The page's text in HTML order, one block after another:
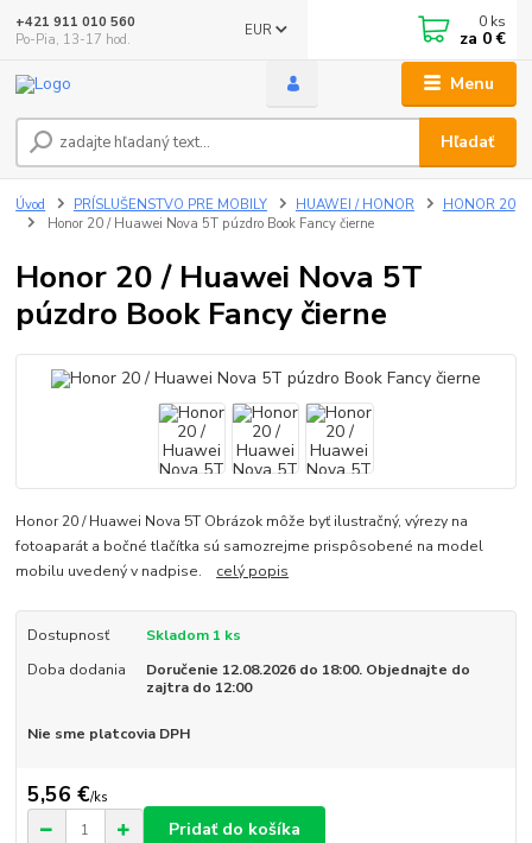
Menu
EUR
Hľadať
+421 911 010 560
Po-Pia, 13-17 hod.
0 ks
za 0 €
Úvod PRÍSLUŠENSTVO PRE MOBILY HUAWEI / HONOR
HONOR 20
Honor 20 / Huawei Nova 5T púzdro Book Fancy čierne
Honor 20 / Huawei Nova 5T
púzdro Book Fancy čierne
Honor 20 / Huawei Nova 5T Obrázok môže byť ilustračný, výrezy na
fotoaparát a bočné tlačítka sú samozrejme prispôsobené na model
mobilu uvedený v nadpise. celý popis
Dostupnosť
Skladom 1 ks
Doba dodania
Doručenie 12.08.2026 do 18:00. Objednajte do
zajtra do 12:00
Nie sme platcovia DPH
5,56 €/ks
Pridať do košíka